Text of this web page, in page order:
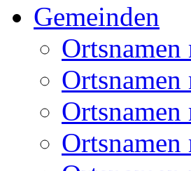
Gemeinden
Ortsnamen